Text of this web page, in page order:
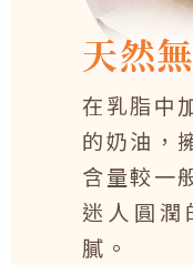
天然
在乳脂中
的奶油，
含量較一
迷人圓潤
膩。